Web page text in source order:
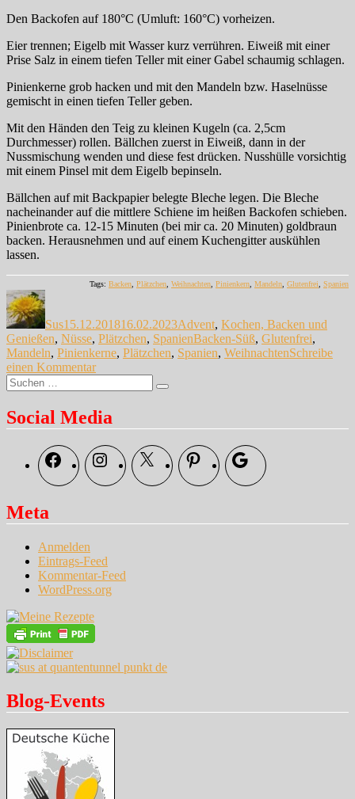
Den Backofen auf 180°C (Umluft: 160°C) vorheizen.
Eier trennen; Eigelb mit Wasser kurz verrühren. Eiweiß mit einer
Prise Salz in einem tiefen Teller mit einer Gabel schaumig schlagen.
Pinienkerne grob hacken und mit den Mandeln bzw. Haselnüsse
gemischt in einen tiefen Teller geben.
Mit den Händen den Teig zu kleinen Kugeln (ca. 2,5cm
Durchmesser) rollen. Bällchen zuerst in Eiweiß, dann in der
Nussmischung wenden und diese fest drücken. Nusshülle vorsichtig
mit einem Pinsel mit dem Eigelb bepinseln.
Bällchen auf mit Backpapier belegte Bleche legen. Die Bleche
nacheinander auf die mittlere Schiene im heißen Backofen schieben.
Pinienbrote ca. 12-15 Minuten (bei mir ca. 20 Minuten) goldbraun
backen. Herausnehmen und auf einem Kuchengitter auskühlen
lassen.
Tags: Backen, Plätzchen, Weihnachten, Pinienkern, Mandeln, Glutenfrei, Spanien
Autor
Sus15.12.201816.02.2023Advent, Kochen, Backen und
Genießen, Nüsse, Plätzchen, SpanienSchlagwörter
Backen-Süß, Glutenfrei,
Mandeln, Pinienkerne, Plätzchen, Spanien, WeihnachtenSchreibe
einen Kommentarzu
–
Spanische
Pinienbrote
Suche
nach:
Suchen
Social Media
FacebookInstagramX Pinterest Google
Meta
Anmelden
Eintrags-Feed
Kommentar-Feed
WordPress.org
Blog-Events